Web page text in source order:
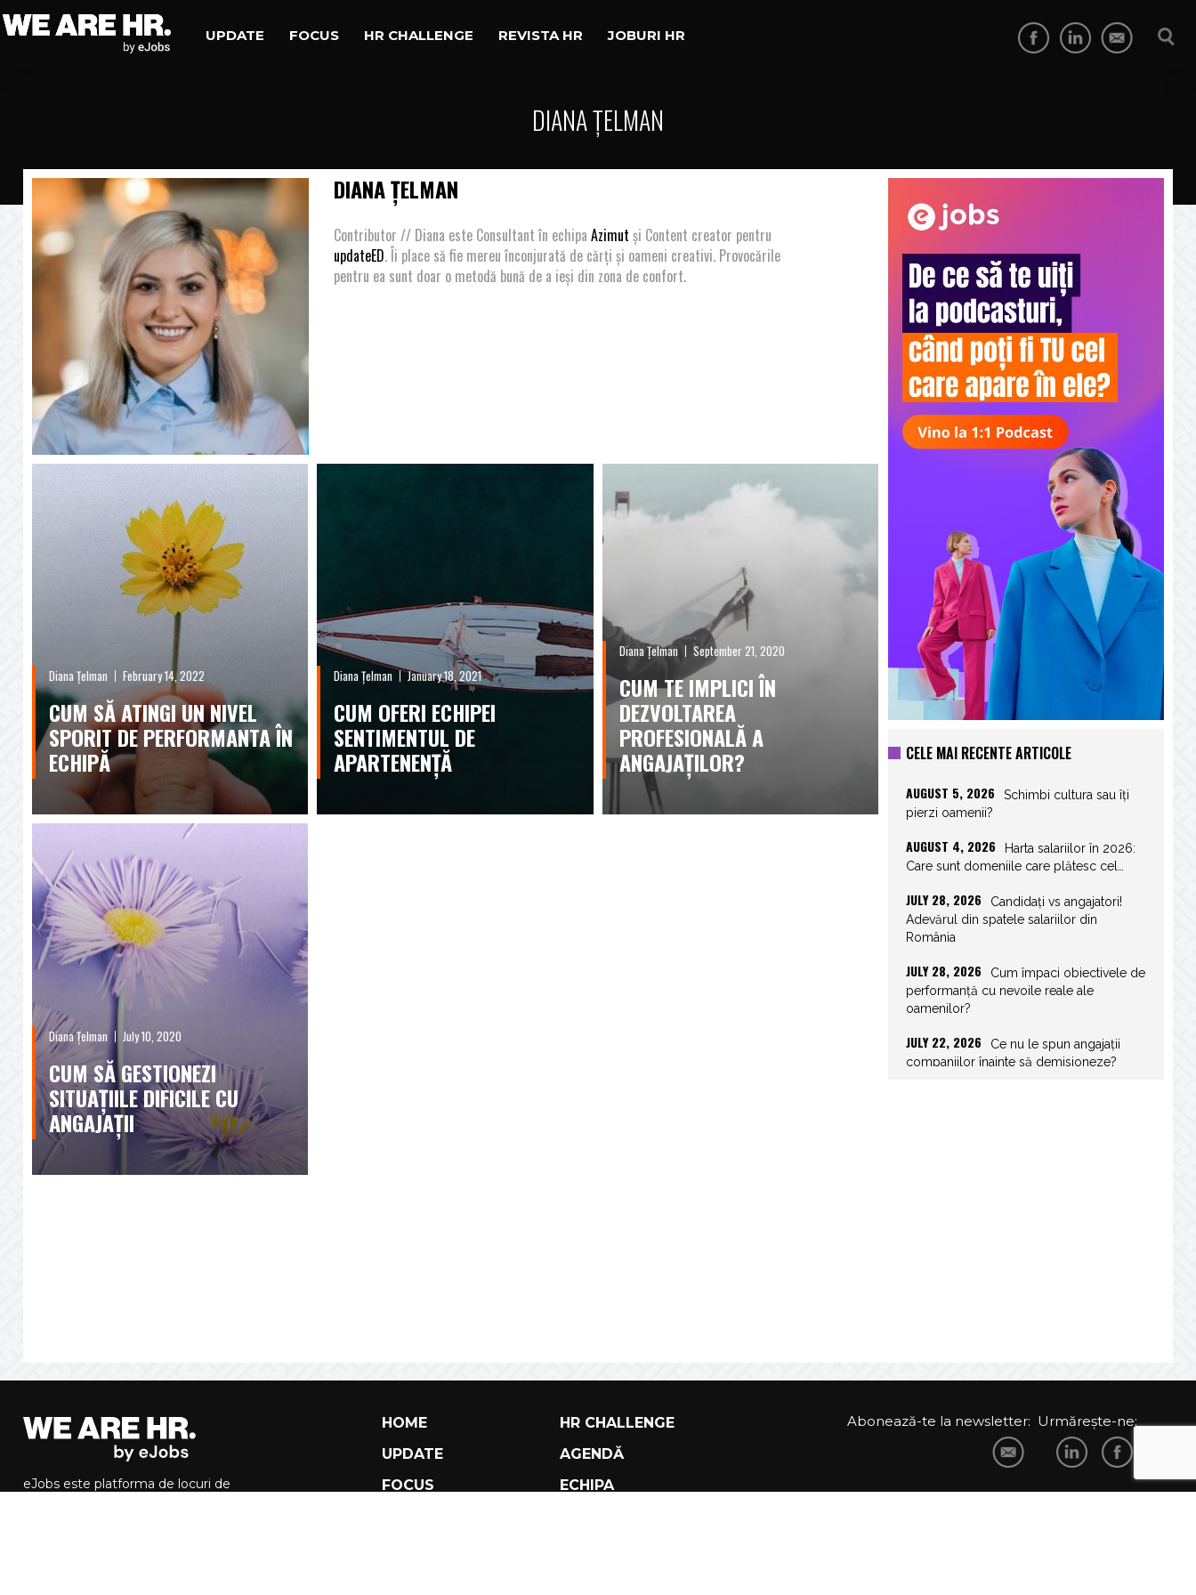
UPDATE FOCUS HR CHALLENGE REVISTA HR JOBURI HR
DIANA ȚELMAN
DIANA ȚELMAN
Contributor // Diana este Consultant în echipaAzimut și Content creator pentru
updateED. Îi place să fie mereu înconjurată de cărți și oameni creativi. Provocările
pentru ea sunt doar o metodă bună de a ieși din zona de confort.
Diana Țelman February 14, 2022
CUM SĂ ATINGI UN NIVEL
SPORIT DE PERFORMANTA ÎN
ECHIPĂ
Diana Țelman January 18, 2021
CUM OFERI ECHIPEI
SENTIMENTUL DE
APARTENENȚĂ
Diana Țelman September 21, 2020
CUM TE IMPLICI ÎN
DEZVOLTAREA
PROFESIONALĂ A
ANGAJAȚILOR?
Diana Țelman July 10, 2020
CUM SĂ GESTIONEZI
SITUAȚIILE DIFICILE CU
ANGAJAȚII
CELE MAI RECENTE ARTICOLE
AUGUST 5, 2026
Schimbi cultura sau îți
pierzi oamenii?
AUGUST 4, 2026
Harta salariilor în 2026:
Care sunt domeniile care plătesc cel…
JULY 28, 2026
Candidați vs angajatori!
Adevărul din spatele salariilor din
România
JULY 28, 2026
Cum împaci obiectivele de
performanță cu nevoile reale ale
oamenilor?
JULY 22, 2026
Ce nu le spun angajații
companiilor înainte să demisioneze?
JULY 16, 2026
Zile libere 2026. Planifică
Nu lăsa cel mai bun
proiect de employer branding să…
Topul comportamentelor
eJobs este platforma de locuri de
HOME
HR CHALLENGE
UPDATE
AGENDĂ
FOCUS
ECHIPA
Urmărește-ne:
Abonează-te la newsletter: